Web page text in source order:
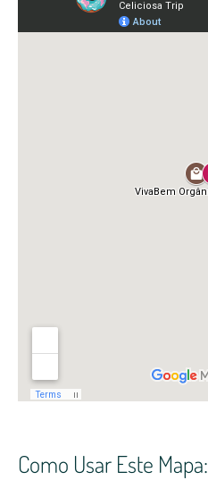
Como Usar Este Mapa: